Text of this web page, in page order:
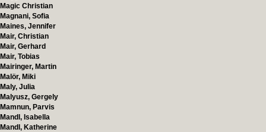
Magic Christian
Magnani, Sofia
Maines, Jennifer
Mair, Christian
Mair, Gerhard
Mair, Tobias
Mairinger, Martin
Malör, Miki
Maly, Julia
Malyusz, Gergely
Mamnun, Parvis
Mandl, Isabella
Mandl, Katherine